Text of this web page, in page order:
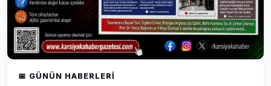
📅 GÜNÜN HABERLERI